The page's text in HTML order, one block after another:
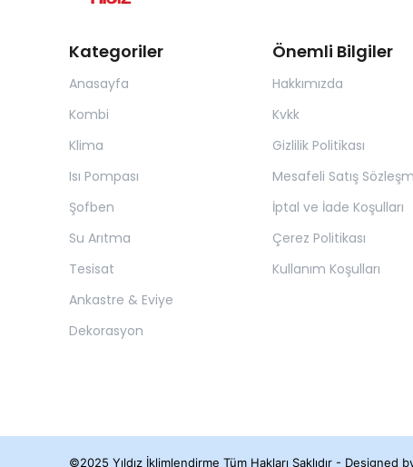
Kategoriler
Anasayfa
Kombi
Klima
Isı Pompası
Şofben
Su Arıtma
Tesisat
Ankastre & Eviye
Dekorasyon
Önemli Bilgiler
Hakkımızda
Kvkk
Gizlilik Politikası
Mesafeli Satış
İptal ve İade Koşulları
Çerez Politikası
Kullanım Koşulları
©2025 Yıldız İklimlendirme Tüm Hakları Saklıdır - Designed